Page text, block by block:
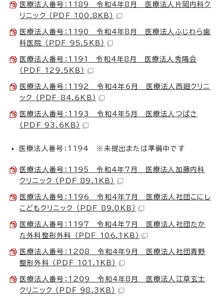
医療法人番号：1189 令和4年8月 医療法人片岡内科ク
リニック （PDF 100.8KB）
医療法人番号：1190 令和4年8月 医療法人ふじわら歯
科医院 （PDF 95.5KB）
医療法人番号：1191 令和4年8月 医療法人秀陽会
（PDF 129.5KB）
医療法人番号：1192 令和4年6月 医療法人西廻クリニ
ック （PDF 84.6KB）
医療法人番号：1193 令和4年5月 医療法人つばさ
（PDF 93.6KB）
医療法人番号：1194 ※未提出または準備中です
医療法人番号：1195 令和4年7月 医療法人加藤内科
クリニック （PDF 89.1KB）
医療法人番号：1196 令和4年7月 医療法人社団こにし
こどもクリニック （PDF 89.0KB）
医療法人番号：1197 令和4年7月 医療法人社団たか
た外科整形外科 （PDF 106.1KB）
医療法人番号：1208 令和4年9月 医療法人社団青野
整形外科 （PDF 101.1KB）
医療法人番号：1209 令和4年8月 医療法人江草玄士
クリニック （PDF 98.3KB）